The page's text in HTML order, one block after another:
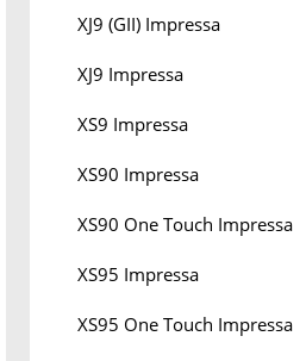
XJ9 (GII) Impressa
XJ9 Impressa
XS9 Impressa
XS90 Impressa
XS90 One Touch Impressa
XS95 Impressa
XS95 One Touch Impressa